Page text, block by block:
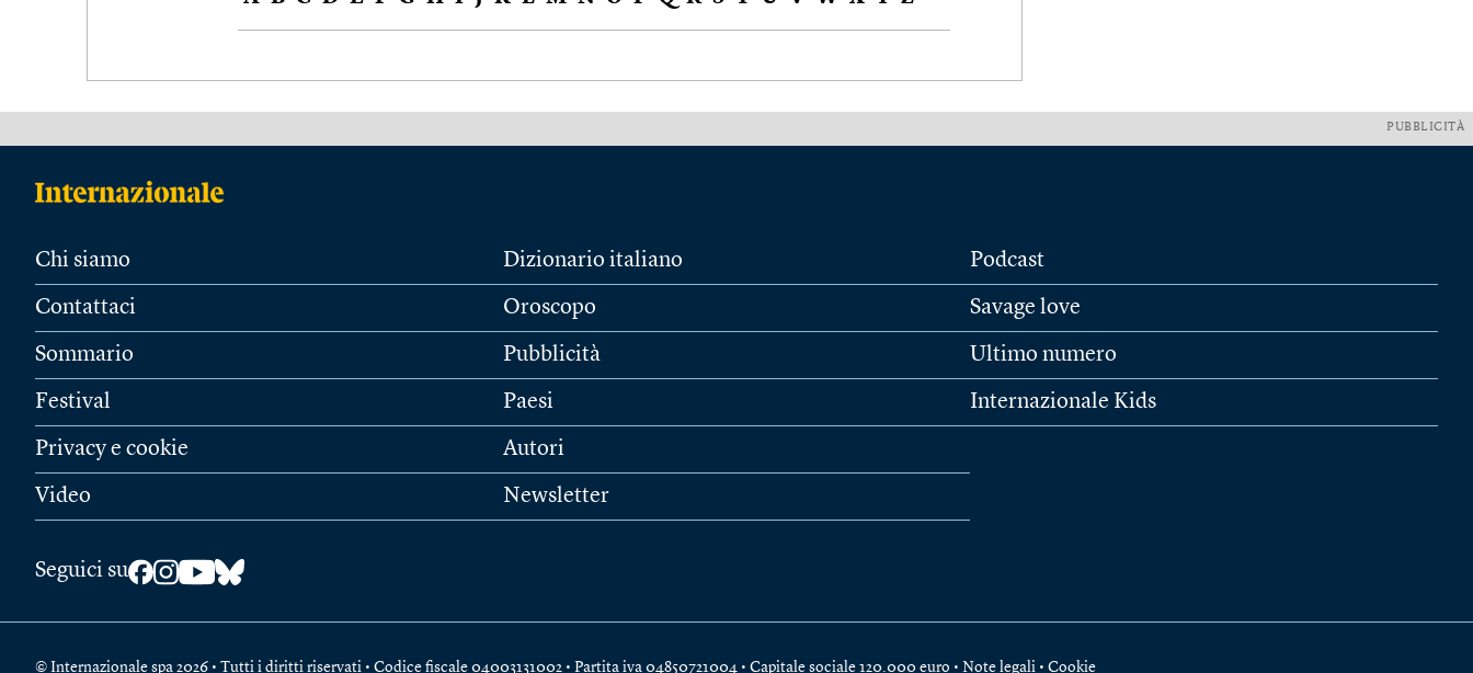
PUBBLICITÀ
Chi siamo
Contattaci
Sommario
Festival
Privacy e cookie
Video
Dizionario italiano
Oroscopo
Pubblicità
Paesi
Autori
Newsletter
Podcast
Savage love
Ultimo numero
Internazionale Kids
Seguici su
© Internazionale spa 2026 • Tutti i diritti riservati • Codice fiscale 04003131002 • Partita iva 04850721004 • Capitale sociale 120.000 euro • Note legali • Cookie